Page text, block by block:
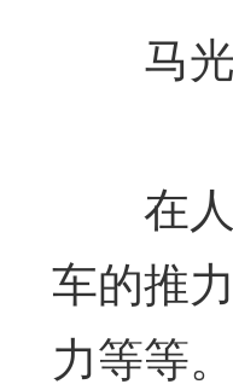
马光
在人
车的推
力等等